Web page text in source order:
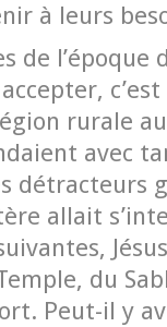
à leurs
de l’époque
rurale
avec
détracteurs
allait
du
Peut-il y